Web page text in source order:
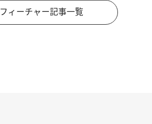
フィーチャー記事一覧